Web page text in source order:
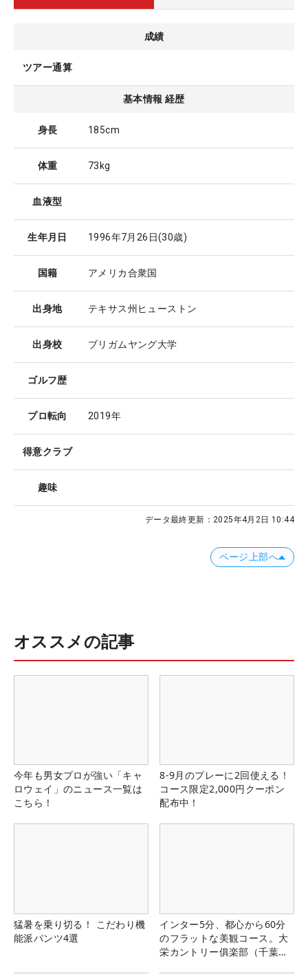
成績
ツアー通算
基本情報 経歴
身長 185cm
体重 73kg
血液型
生年月日 1996年7月26日(30歳)
国籍 アメリカ合衆国
出身地 テキサス州ヒューストン
出身校 ブリガムヤング大学
ゴルフ歴
プロ転向 2019年
得意クラブ
趣味
データ最終更新： 2025年4月2日 10:44
ページ上部へ
オススメの記事
今年も男女プロが強い「キャ
ロウェイ」のニュース一覧は
こちら！
8-9月のプレーに2回使える！
コース限定2,000円クーポン
配布中！
猛暑を乗り切る！ こだわり機
能派パンツ4選
インター5分、都心から60分
のフラットな美観コース。大
栄カントリー俱楽部（千葉